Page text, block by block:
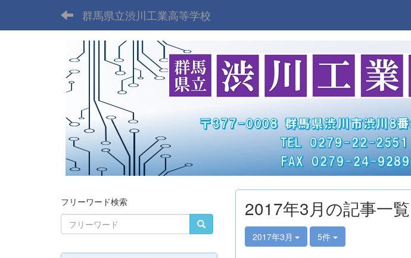
群馬県立渋川工業高等学校
2017年3月の記事一覧
2017年3月 5件
フリーワード検索